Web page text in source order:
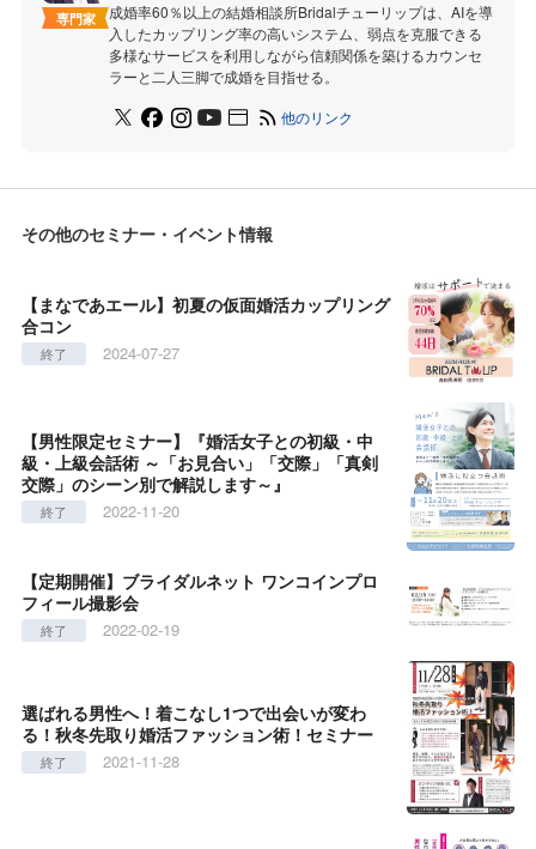
専門家
成婚率60％以上の結婚相談所Bridalチューリップは、AIを導
入したカップリング率の高いシステム、弱点を克服できる
多様なサービスを利用しながら信頼関係を築けるカウンセ
ラーと二人三脚で成婚を目指せる。
他のリンク
その他のセミナー・イベント情報
【まなであエール】初夏の仮面婚活カップリング
合コン
終了 2024-07-27
【男性限定セミナー】『婚活女子との初級・中
級・上級会話術 ～「お見合い」「交際」「真剣
交際」のシーン別で解説します～』
終了 2022-11-20
【定期開催】ブライダルネット ワンコインプロ
フィール撮影会
終了 2022-02-19
選ばれる男性へ！着こなし1つで出会いが変わ
る！秋冬先取り婚活ファッション術！セミナー
終了 2021-11-28